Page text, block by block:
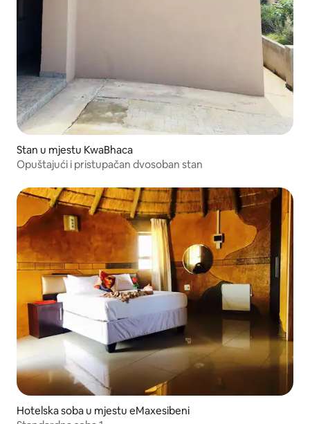
Stan u mjestu KwaBhaca
Opuštajući i pristupačan dvosoban stan
Hotelska soba u mjestu eMaxesibeni